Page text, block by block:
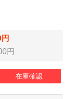
円
円
在庫確認